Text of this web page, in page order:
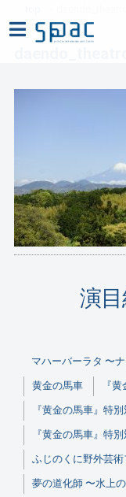
演
マハーバーラタ 〜
黄金の馬車 『
『黄金の馬車』特
『黄金の馬車』特
ふじのくに野外芸
夢の道化師 〜水上